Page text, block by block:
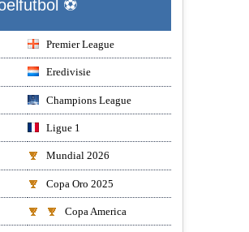
⚽
Premier League
Eredivisie
Champions League
Ligue 1
Mundial 2026
Copa Oro 2025
Copa America